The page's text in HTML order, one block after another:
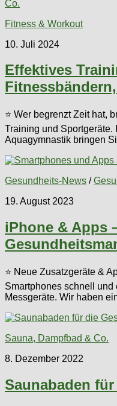
Fitness & Workout
10. Juli 2024
Effektives
⭐ Wer begrenzt Zeit hat,
Training und Sportgeräte.
Aquagymnastik bringen
Gesundheits-News /
19. August 2023
iPhone & Apps
⭐ Neue Zusatzgeräte &
Smartphones schnell
Messgeräte. Wir haben
Sauna, Dampfbad & Co.
8. Dezember 2022
Saunabaden